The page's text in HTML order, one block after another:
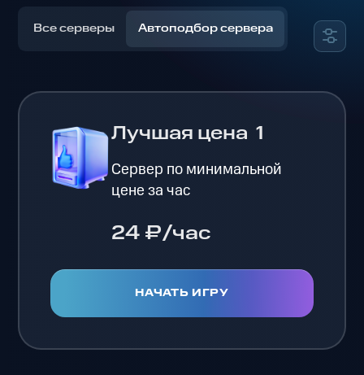
Все серверы Автоподбор сервера
Лучшая цена 1
Сервер по минимальной
цене за час
24 ₽/час
НАЧАТЬ ИГРУ